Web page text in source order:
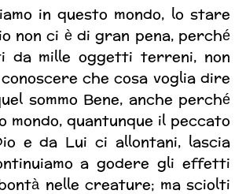
in questo mondo, lo stare
non ci è di gran pena, perché
da mille oggetti terreni, non
che cosa voglia dire
sommo Bene, anche perché
mondo, quantunque il peccato
e da Lui ci allontani, lascia
a godere gli effetti
nelle creature; ma sciolti